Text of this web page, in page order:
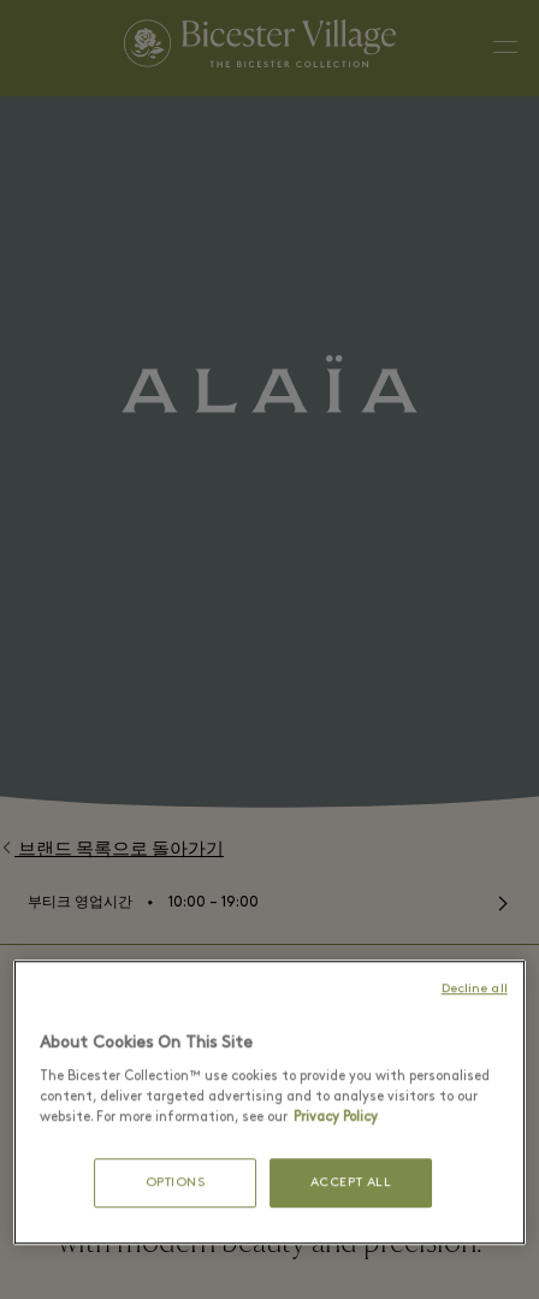
브랜드 목록으로 돌아가기
부티크 영업시간 ⬩ 10:00 – 19:00
Alaïa - Bicester Village
Alaïa sculpts garments with exceptional
savoir-faire, celebrating the female form
with modern beauty and precision.
About Cookies On This Site
The Bicester Collection™ use cookies to provide you with personalised
content, deliver targeted advertising and to analyse visitors to our
website. For more information, see our Privacy Policy
OPTIONS ACCEPT ALL
Decline all